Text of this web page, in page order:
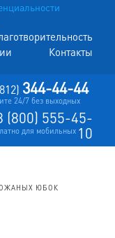
Контакты
344-44-44
24/7 без выходных
(800) 555-45-
10
для мобильных
ЮБОК